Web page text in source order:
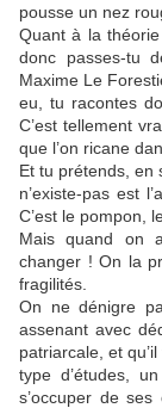
pousse un nez
Quant à la
donc passes-tu
Maxime Le
eu, tu racontes
C’est tellement
que l’on ricane
Et tu prétends, en
n’existe-pas est
C’est le pompon,
Mais quand on
changer ! On la
fragilités.
On ne dénigre
assenant avec
patriarcale, et
type d’études,
s’occuper de